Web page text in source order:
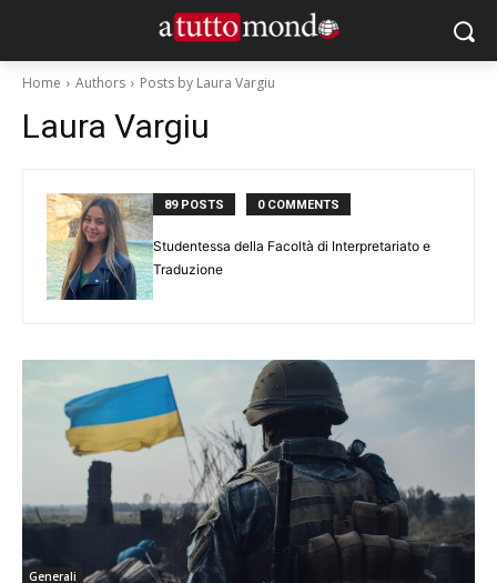
Home Authors Posts by Laura Vargiu
Laura Vargiu
89 POSTS 0 COMMENTS
Studentessa della Facoltà di Interpretariato e
Traduzione
Generali